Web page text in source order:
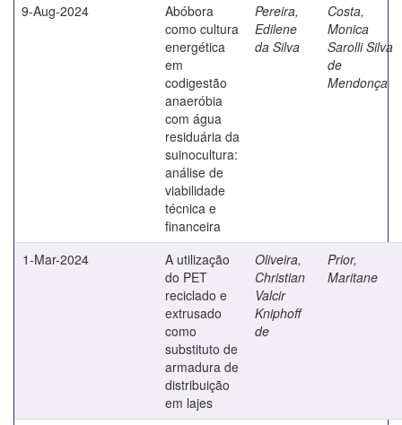
9-Aug-2024
Abóbora
como cultura
energética
em
codigestão
anaeróbia
com água
residuária da
suinocultura:
análise de
viabilidade
técnica e
financeira
Pereira,
Edilene
da Silva
Costa,
Monica
Sarolli Silva
de
Mendonça
1-Mar-2024
A utilização
do PET
reciclado e
extrusado
como
substituto de
armadura de
distribuição
em lajes
Oliveira,
Christian
Valcir
Kniphoff
de
Prior,
Maritane